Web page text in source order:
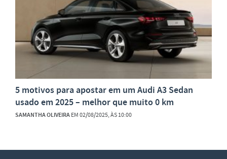
5 motivos para apostar em um Audi A3 Sedan
usado em 2025 – melhor que muito 0 km
SAMANTHA OLIVEIRAEM 02/08/2025, ÀS 10:00